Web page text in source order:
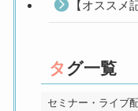
【オススメ
タグ一覧
セミナー・ライブ